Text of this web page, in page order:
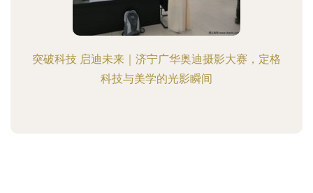
突破科技 启迪未来｜济宁广华奥迪摄影大赛，定格
科技与美学的光影瞬间